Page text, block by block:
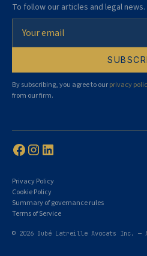
To follow our articles and legal news.
By subscribing, you agree to ourprivacy
from our firm.
© 2026 Dubé Latreille Avocats Inc.
Privacy Policy
Cookie Policy
Summary of governance rules
Terms of Service